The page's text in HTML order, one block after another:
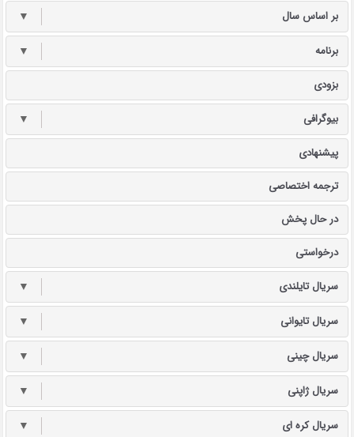
بر اساس سال ▼
برنامه ▼
بزودی
بیوگرافی ▼
پیشنهادی
ترجمه اختصاصی
در حال پخش
درخواستی
سریال تایلندی ▼
سریال تایوانی ▼
سریال چینی ▼
سریال ژاپنی ▼
سریال کره ای ▼